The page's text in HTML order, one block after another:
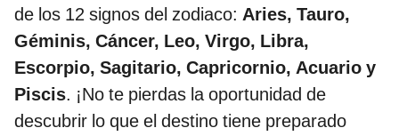
de los 12 signos del zodiaco: Aries, Tauro,
Géminis, Cáncer, Leo, Virgo, Libra,
Escorpio, Sagitario, Capricornio, Acuario y
Piscis. ¡No te pierdas la oportunidad de
descubrir lo que el destino tiene preparado